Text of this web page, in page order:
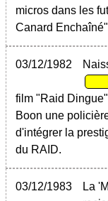
micros dans les
Canard
03/12/1982
film "Raid
Boon une
d'intégrer la
du RAID.
03/12/1983
La